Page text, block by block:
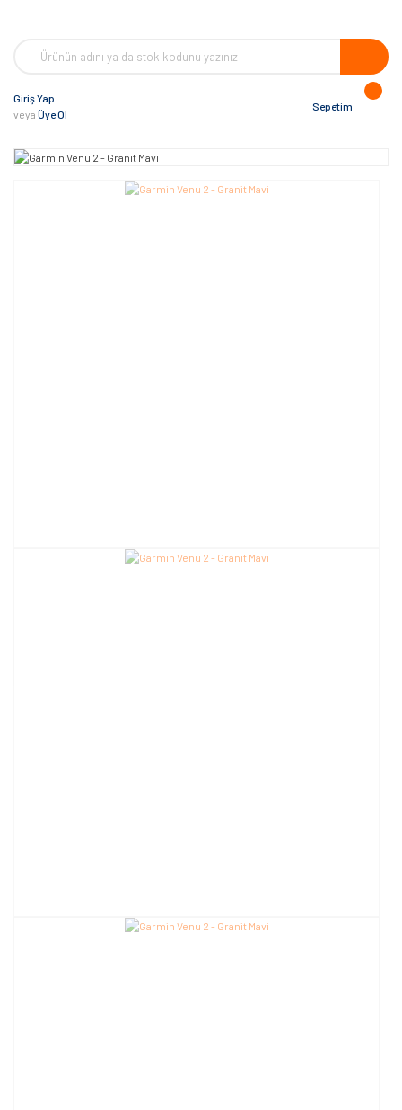
Giriş Yap
veya Üye Ol
Sepetim